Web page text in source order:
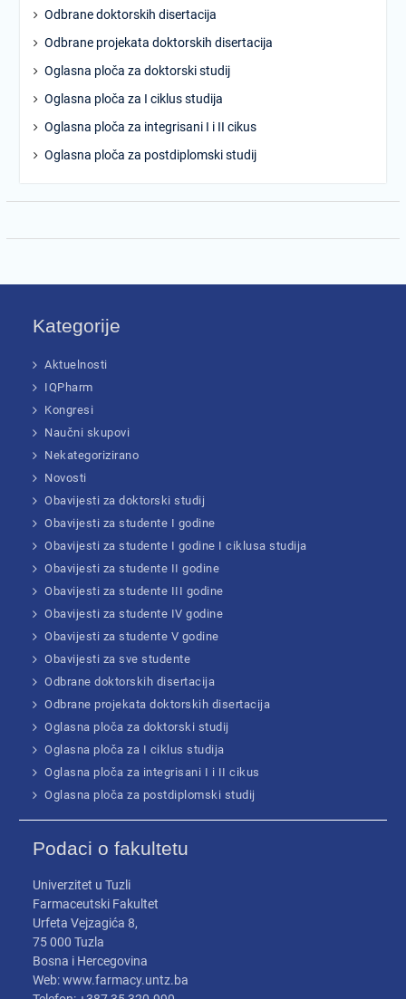
Odbrane doktorskih disertacija
Odbrane projekata doktorskih disertacija
Oglasna ploča za doktorski studij
Oglasna ploča za I ciklus studija
Oglasna ploča za integrisani I i II cikus
Oglasna ploča za postdiplomski studij
Kategorije
Aktuelnosti
IQPharm
Kongresi
Naučni skupovi
Nekategorizirano
Novosti
Obavijesti za doktorski studij
Obavijesti za studente I godine
Obavijesti za studente I godine I ciklusa studija
Obavijesti za studente II godine
Obavijesti za studente III godine
Obavijesti za studente IV godine
Obavijesti za studente V godine
Obavijesti za sve studente
Odbrane doktorskih disertacija
Odbrane projekata doktorskih disertacija
Oglasna ploča za doktorski studij
Oglasna ploča za I ciklus studija
Oglasna ploča za integrisani I i II cikus
Oglasna ploča za postdiplomski studij
Podaci o fakultetu
Univerzitet u Tuzli
Farmaceutski Fakultet
Urfeta Vejzagića 8,
75 000 Tuzla
Bosna i Hercegovina
Web: www.farmacy.untz.ba